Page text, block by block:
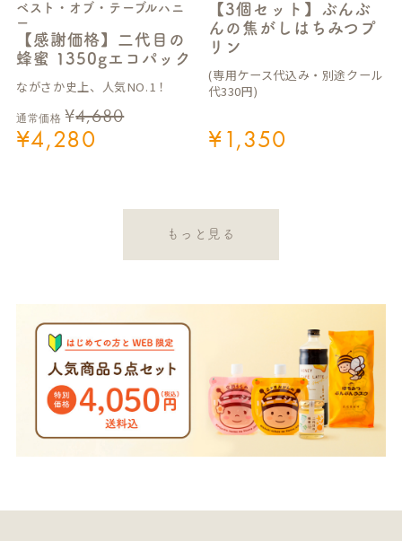
ベスト・オブ・テーブルハニ
ー
【感謝価格】二代目の
蜂蜜 1350gエコパック
ながさか史上、人気NO.1！
通常価格 ¥4,680
¥4,280
【3個セット】ぶんぶ
んの焦がしはちみつプ
リン
(専用ケース代込み・別途クール
代330円)
¥1,350
もっと見る